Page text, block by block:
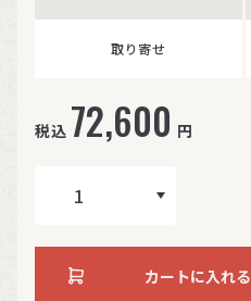
取り寄せ
税込 72,600 円
カートに入れる